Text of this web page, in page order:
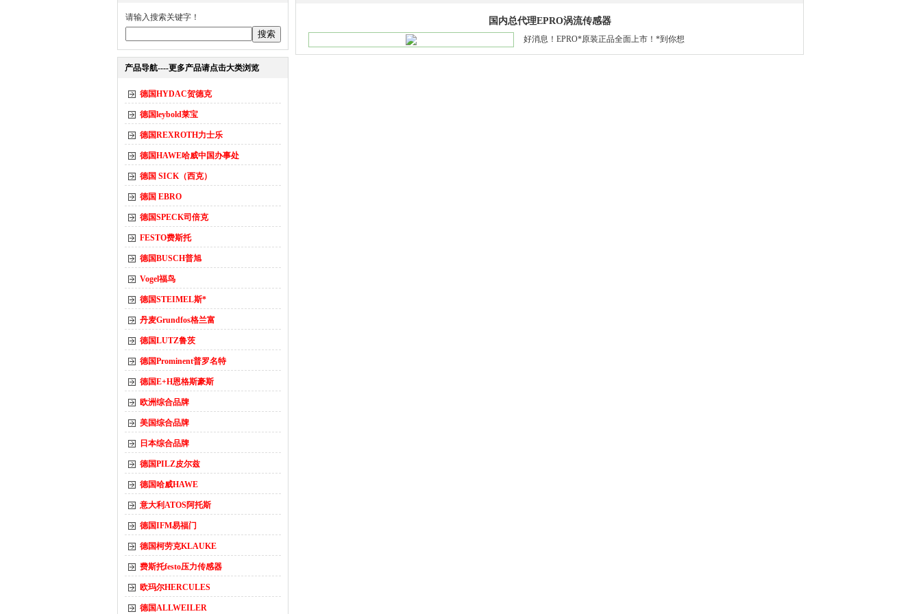
请输入搜索关键字！
产品导航----更多产品请点击大类浏览
德国HYDAC贺德克
德国leybold莱宝
德国REXROTH力士乐
德国HAWE哈威中国办事处
德国 SICK（西克）
德国 EBRO
德国SPECK司倍克
FESTO费斯托
德国BUSCH普旭
Vogel福鸟
德国STEIMEL斯*
丹麦Grundfos格兰富
德国LUTZ鲁茨
德国Prominent普罗名特
德国E+H恩格斯豪斯
欧洲综合品牌
美国综合品牌
日本综合品牌
德国PILZ皮尔兹
德国哈威HAWE
意大利ATOS阿托斯
德国IFM易福门
德国柯劳克KLAUKE
费斯托festo压力传感器
欧玛尔HERCULES
德国ALLWEILER
国内总代理EPRO涡流传感器
好消息！EPRO*原装正品全面上市！*到你想